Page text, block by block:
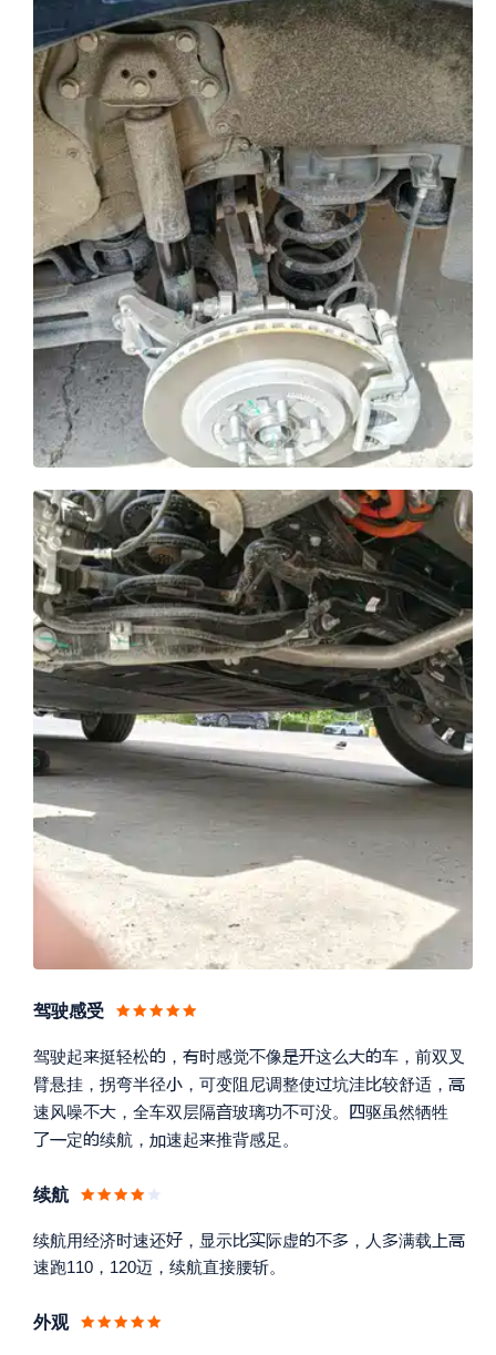
驾驶感受
驾驶起挺轻松 ， 时感觉像这么车，前双叉
臂悬挂，拐弯半径 ，可变阻尼调整使坑洼较舒适， 
速风噪 ，全车双层隔玻璃功可没。 驱虽然牺牲
定续航， 速起推背感足。
续航
续航用经济时速还 ，显示际虚 ，人满载 
速跑110，120迈，续航直接腰斩。
外观